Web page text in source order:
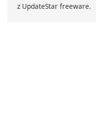
z UpdateStar freeware.